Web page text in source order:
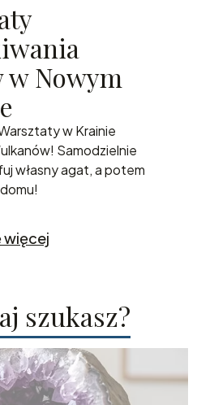
w Nowym
w Krainie
Samodzielnie
własny agat, a potem
więcej
szukasz?